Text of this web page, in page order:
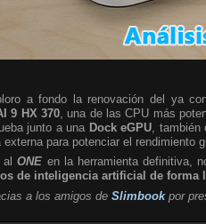
a fondo la renovación del ya
9 HX 370 , una de las CPU más
junto a una Dock eGPU ,
para potenciar el rendimiento
alONE en la herramienta definitiva,
de inteligencia artificial de forma
a los amigos de Slimbook por